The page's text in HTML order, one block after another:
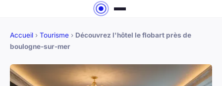
Accueil › Tourisme › Découvrez l'hôtel le flobart près de
boulogne-sur-mer